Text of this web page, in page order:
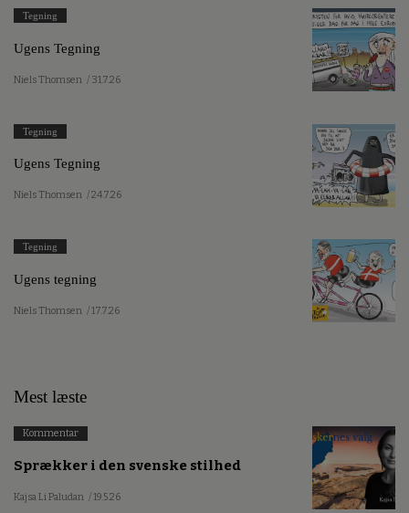
Tegning
Ugens Tegning
Niels Thomsen / 31.7.26
Tegning
Ugens Tegning
Niels Thomsen / 24.7.26
Tegning
Ugens tegning
Niels Thomsen / 17.7.26
Mest læste
Kommentar
Sprækker i den svenske stilhed
Kajsa Li Paludan / 19.5.26